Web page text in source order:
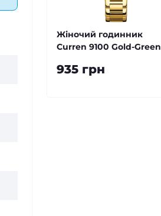
Жіночий годинник
Curren 9100 Gold-Green
935 грн